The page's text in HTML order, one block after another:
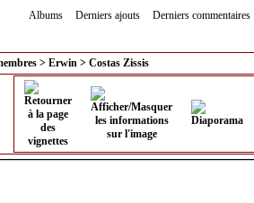
Albums
Derniers ajouts Derniers commentaires
> Erwin > Costas Zissis